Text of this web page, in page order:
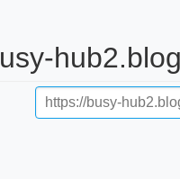
busy-